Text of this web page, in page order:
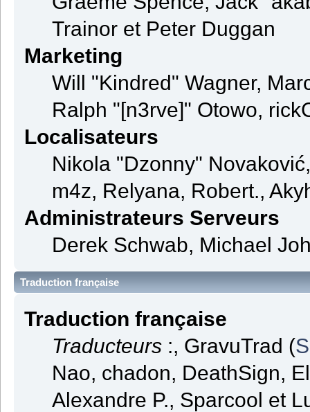
Trainor et Peter Duggan
Marketing
Will "Kindred" Wagner,
Ralph "[n3rve]" Otowo,
Localisateurs
Nikola "Dzonny"
m4z, Relyana, Robert.,
Administrateurs Serveurs
Derek Schwab, Michael
Traduction française
Traduction française
Traducteurs:, GravuTrad (
Nao, chadon, DeathSign,
Alexandre P., Sparcool et